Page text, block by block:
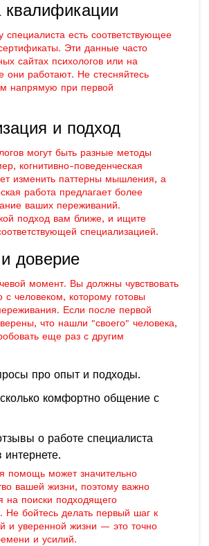
квалификации
специалиста есть соответствующее
Эти данные часто
сайтах психологов или на
они работают. Не стесняйтесь
напрямую при первой
и подход
могут быть разные методы
когнитивно-поведенческая
изменить паттерны мышления, а
работа предлагает более
ваших переживаний.
подход вам ближе, и ищите
специализацией.
доверие
момент. Вы должны чувствовать
человеком, которому готовы
Если после первой
что нашли "своего" человека,
еще раз с другим
про опыт и подходы.
комфортно общение с
о работе специалиста
помощь может значительно
вашей жизни, поэтому важно
на поиски подходящего
Не бойтесь делать первый шаг к
и уверенной жизни — это точно
и усилий.